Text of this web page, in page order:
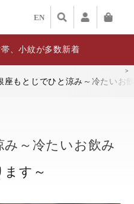
EN
、小紋が多数新着
座もとじでひと涼み～冷たいお
～冷たいお飲み
す～